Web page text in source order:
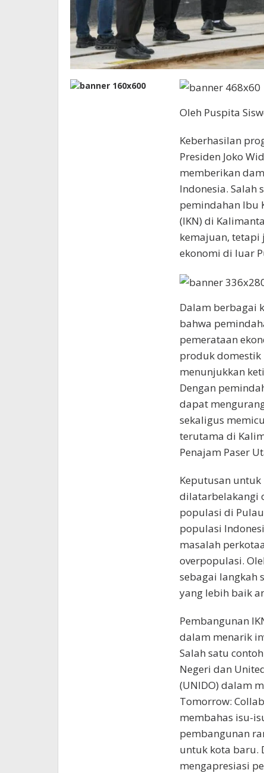
Oleh Puspita
Keberhasilan
Presiden Joko
memberikan
Indonesia.
pemindahan Ibu
(IKN) di
kemajuan,
ekonomi di luar
Dalam berbagai
bahwa
pemerataan
produk domestik
menunjukkan
Dengan
dapat
sekaligus
terutama di
Penajam Paser
Keputusan
dilatarbelakangi
populasi di
populasi
masalah
overpopulasi.
sebagai langkah
yang lebih baik
Pembangunan
dalam menarik
Salah satu
Negeri dan
(UNIDO) dalam
Tomorrow:
membahas isu-
pembangunan
untuk kota baru.
mengapresiasi